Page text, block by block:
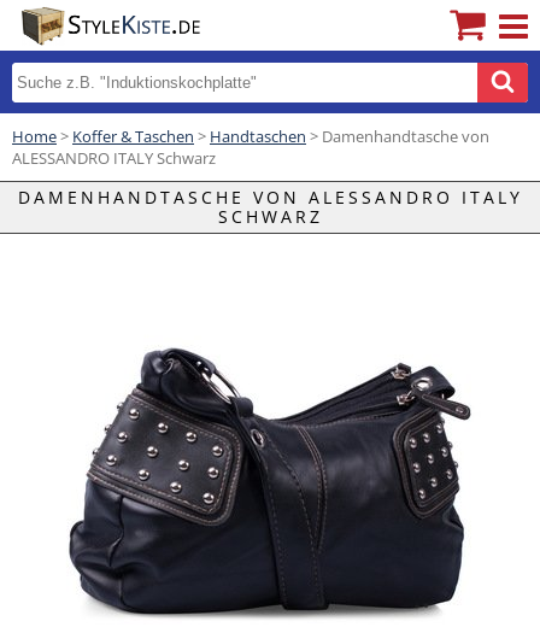
Home> Koffer & Taschen > Handtaschen > Damenhandtasche von
ALESSANDRO ITALY Schwarz
DAMENHANDTASCHE VON ALESSANDRO ITALY
SCHWARZ